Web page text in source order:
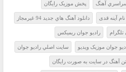
آهنگ پخش موزيک رايگان
آینه قدی دانلود آهنگ هاي جديد 94 غيرمجاز
تلگرام راديو جوان ريميکس
جوان موزيک ويديو سايت اصلي راديو جوان
آهنگ در سايت به صورت رايگان